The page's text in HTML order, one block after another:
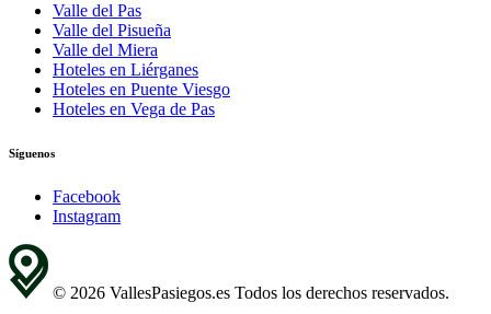
Valle del Pas
Valle del Pisueña
Valle del Miera
Hoteles en Liérganes
Hoteles en Puente Viesgo
Hoteles en Vega de Pas
Síguenos
Facebook
Instagram
© 2026 VallesPasiegos.es Todos los derechos reservados.